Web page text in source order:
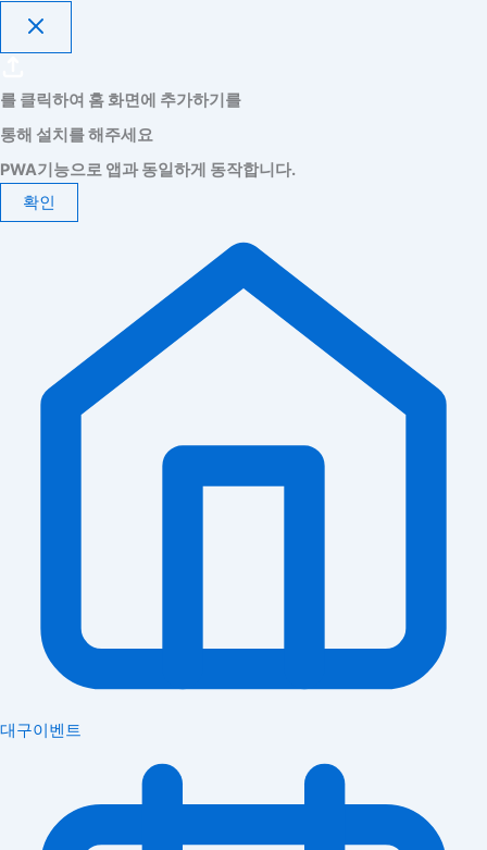
를 클릭하여 홈 화면에 추가하기를
통해 설치를 해주세요
PWA기능으로 앱과 동일하게 동작합니다.
확인
대구이벤트